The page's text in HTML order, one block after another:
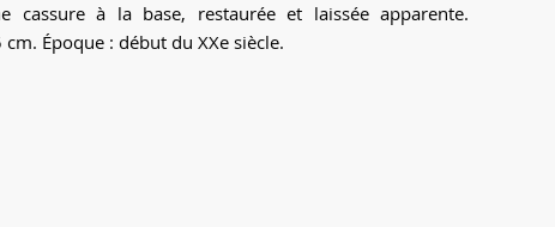
cassure à la base, restaurée et laissée apparente.
Époque : début du XXe siècle.